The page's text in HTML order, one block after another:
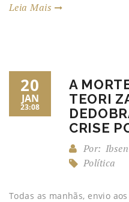
Leia Mais
20
JAN
23:08
A
TEORI
CRISE
Por:
Política
Todas as manhãs, envio